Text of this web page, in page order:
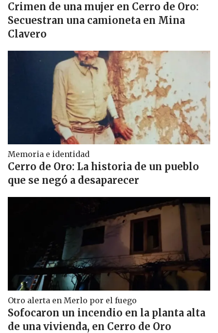
Crimen de una mujer en Cerro de Oro:
Secuestran una camioneta en Mina
Clavero
Memoria e identidad
Cerro de Oro: La historia de un pueblo
que se negó a desaparecer
Otro alerta en Merlo por el fuego
Sofocaron un incendio en la planta alta
de una vivienda, en Cerro de Oro